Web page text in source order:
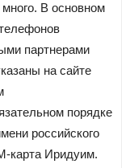
В основном
партнерами
на сайте
порядке
российского
карта Иридуим.